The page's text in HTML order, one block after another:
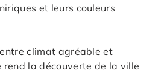
et leurs couleurs
entre climat agréable et
rend la découverte de la ville